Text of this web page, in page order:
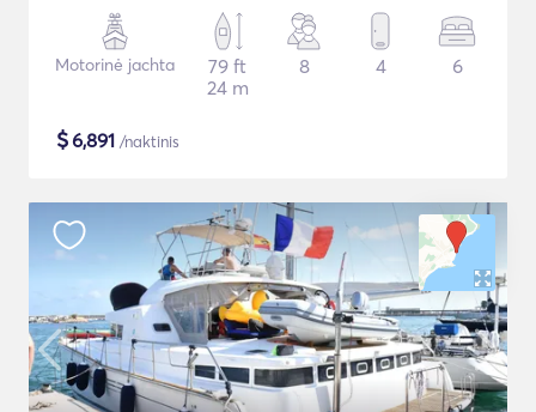
Motorinė jachta
79 ft
24 m
8 4 6
$6,891 /naktinis